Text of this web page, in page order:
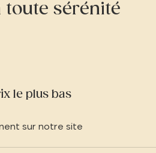
toute sérénité
le plus bas
sur notre site